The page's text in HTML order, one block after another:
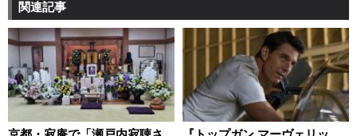
関連記事